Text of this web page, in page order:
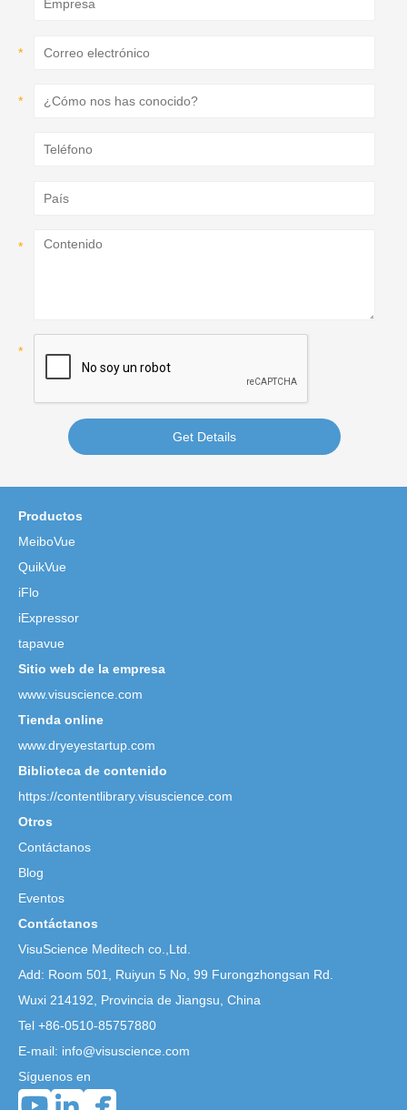
Get Details
Productos
MeiboVue
QuikVue
iFlo
iExpressor
tapavue
Sitio web de la empresa
www.visuscience.com
Tienda online
www.dryeyestartup.com
Biblioteca de contenido
https://contentlibrary.visuscience.com
Otros
Contáctanos
Blog
Eventos
Contáctanos
VisuScience Meditech co.,Ltd.
Add: Room 501, Ruiyun 5 No, 99 Furongzhongsan Rd.
Wuxi 214192, Provincia de Jiangsu, China
Tel +86-0510-85757880
E-mail: info@visuscience.com
Síguenos en